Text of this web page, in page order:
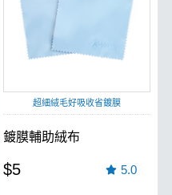
超細絨毛好吸收省鍍膜
鍍膜輔助絨布
$5 5.0